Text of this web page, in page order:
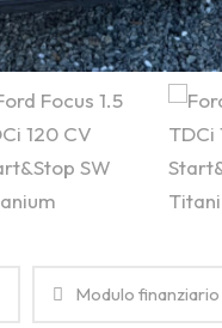
Modulo finanziario